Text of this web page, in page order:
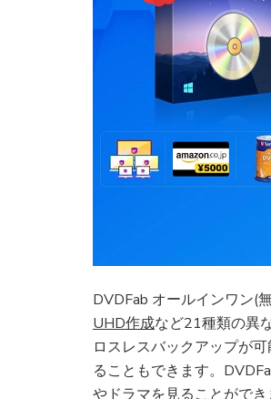
DVDFab オールインワン(
UHD作成など21種類の異
ロスレスバックアップが
ることもできます。
やドラマを見ることができ